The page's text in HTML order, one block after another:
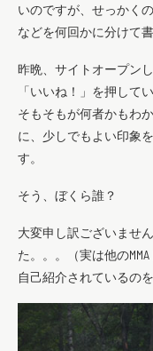
いのですが、せっかく
などを何回かに分けて
昨晩、サイトオープン
「いいね！」を押して
そもそもが何者かもわ
に、少しでもよい印象
す。
そう、ぼくら誰？
大変申し訳ございませ
た。。。（実は他の
自己紹介されているの